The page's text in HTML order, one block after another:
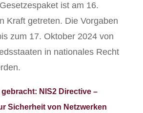
ist am 16.
Kraft getreten. Die Vorgaben
zum 17. Oktober 2024 von
in nationales Recht
NIS2 Directive –
Sicherheit von Netzwerken